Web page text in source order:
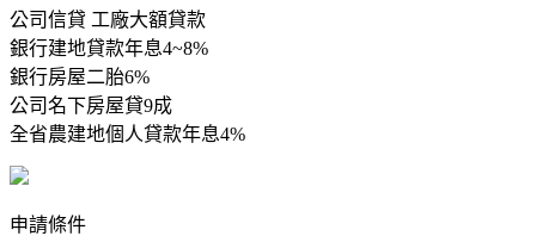
公司信貸 工廠大額貸款
銀行建地貸款年息4~8%
銀行房屋二胎6%
公司名下房屋貸9成
全省農建地個人貸款年息4%
申請條件